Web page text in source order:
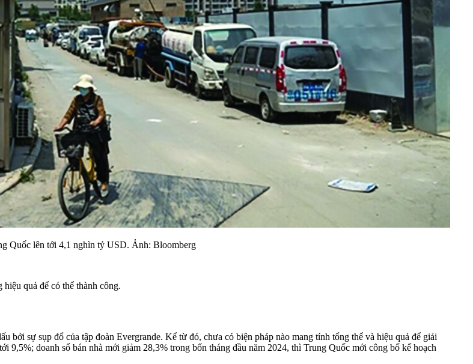
Quốc lên tới 4,1 nghìn tỷ USD. Ảnh: Bloomberg
quả để có thể thành công.
bởi sự sụp đổ của tập đoàn Evergrande. Kể từ đó, chưa có biện pháp nào mang tính tổng thể và hiệu quả để giải
doanh số bán nhà mới giảm 28,3% trong bốn tháng đầu năm 2024, thì Trung Quốc mới công bố kế hoạch